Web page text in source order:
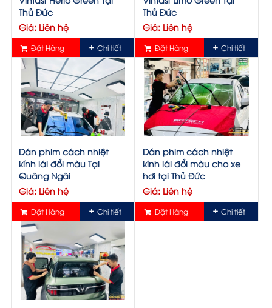
Thủ Đức
Giá: Liên hệ
Đặt Hàng Chi tiết
Thủ Đức
Giá: Liên hệ
Đặt Hàng Chi tiết
Dán phim cách nhiệt
kính lái đổi màu Tại
Quãng Ngãi
Giá: Liên hệ
Đặt Hàng Chi tiết
Dán phim cách nhiệt
kính lái đổi màu cho xe
hơi tại Thủ Đức
Giá: Liên hệ
Đặt Hàng Chi tiết